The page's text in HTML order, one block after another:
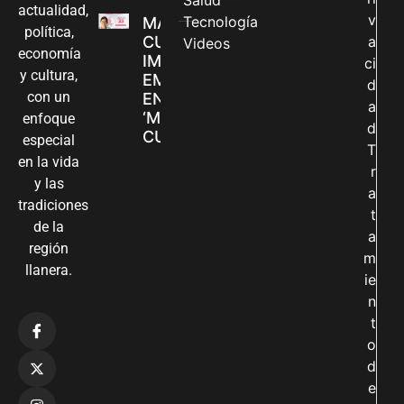
actualidad,
política,
economía
y cultura,
con un
enfoque
especial
en la vida
y las
tradiciones
de la
región
llanera.
MADRES
CUIDADORAS
IMPULSAN SUS
EMPRENDIMIENTOS
EN LA FERIA
‘MANOS QUE
CUIDAN Y CREAN’
Tecnología
Videos
v
a
ci
d
a
d
T
r
a
t
a
m
ie
n
t
o
d
e